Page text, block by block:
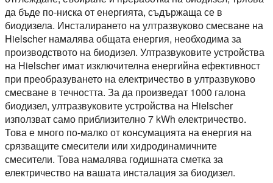
да бъде по-ниска от енергията, съдържаща се в
биодизела. Инсталирането на ултразвуково смесване на
Hielscher намалява общата енергия, необходима за
производството на биодизел. Ултразвуковите устройства
на Hielscher имат изключителна енергийна ефективност
при преобразуването на електричество в ултразвуково
смесване в течността. За да произведат 1000 галона
биодизел, ултразвуковите устройства на Hielscher
използват само приблизително 7 kWh електричество.
Това е много по-малко от консумацията на енергия на
срязващите смесители или хидродинамичните
смесители. Това намалява годишната сметка за
електричество на вашата инсталация за биодизел.